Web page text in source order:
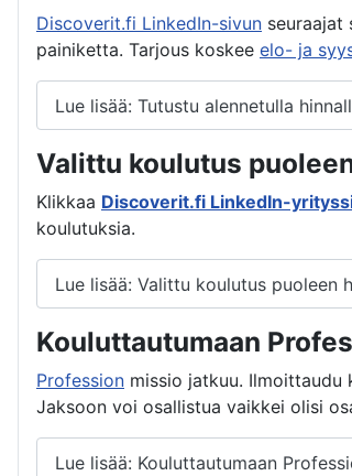
Discoverit.fi LinkedIn-sivun seuraajat
painiketta. Tarjous koskee elo- ja
Lue lisää: Tutustu alennetulla
Valittu koulutus
Klikkaa Discoverit.fi LinkedIn-
koulutuksia.
Lue lisää: Valittu koulutus puoleen
Kouluttautumaan
Profession missio jatkuu. Ilmoittaudu
Jaksoon voi osallistua vaikkei olisi
Lue lisää: Kouluttautumaan